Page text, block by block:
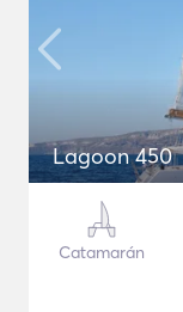
Lagoon 450
Catamarán